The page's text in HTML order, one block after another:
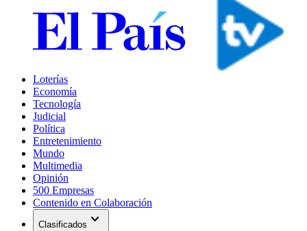
Loterías
Economía
Tecnología
Judicial
Política
Entretenimiento
Mundo
Multimedia
Opinión
500 Empresas
Contenido en Colaboración
Clasificados expand_more